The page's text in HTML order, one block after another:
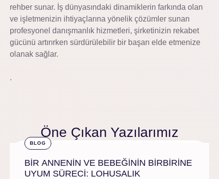
rehber sunar. İş dünyasındaki dinamiklerin farkında olan
ve işletmenizin ihtiyaçlarına yönelik çözümler sunan
profesyonel danışmanlık hizmetleri, şirketinizin rekabet
gücünü artırırken sürdürülebilir bir başarı elde etmenize
olanak sağlar.
.
Öne Çıkan Yazılarımız
BLOG
BİR ANNENİN VE BEBEĞİNİN BİRBİRİNE
UYUM SÜRECİ: LOHUSALIK